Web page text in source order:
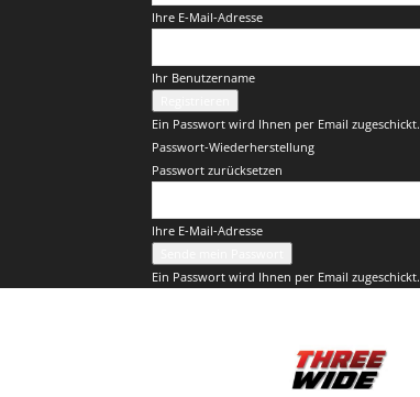
Ihre E-Mail-Adresse
Ihr Benutzername
Ein Passwort wird Ihnen per Email zugeschickt.
Passwort-Wiederherstellung
Passwort zurücksetzen
Ihre E-Mail-Adresse
Ein Passwort wird Ihnen per Email zugeschickt.